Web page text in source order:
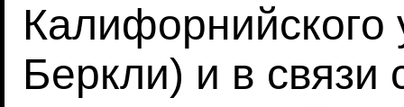
Калифорнийского
Беркли) и в связи